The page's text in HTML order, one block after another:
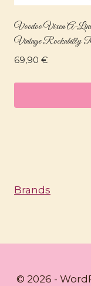
Voodoo Vixen A-
Vintage Rockabilly
69,90 €
Brands
© 2026 -